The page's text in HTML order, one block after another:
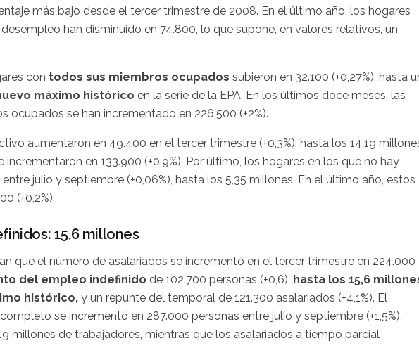
más bajo desde el tercer trimestre de 2008. En el último año, los hogares
han disminuido en 74.800, lo que supone, en valores relativos, un
con todos sus miembros ocupados subieron en 32.100 (+0,27%), hasta
máximo histórico en la serie de la EPA. En los últimos doce meses, las
ocupados se han incrementado en 226.500 (+2%).
aumentaron en 49.400 en el tercer trimestre (+0,3%), hasta los 14,19
en 133.900 (+0,9%). Por último, los hogares en los que no hay
julio y septiembre (+0,06%), hasta los 5,35 millones. En el último año, estos
(+0,2%).
15,6 millones
que el número de asalariados se incrementó en el tercer trimestre en 224.000
del empleo indefinido de 102.700 personas (+0,6), hasta los 15,6
histórico, y un repunte del temporal de 121.300 asalariados (+4,1%). El
se incrementó en 287.000 personas entre julio y septiembre (+1,5%),
millones de trabajadores, mientras que los asalariados a tiempo parcial